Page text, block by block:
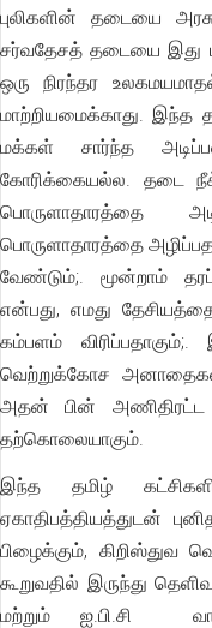
புலிகளின் தடையை
சர்வதேசத் தடையை இது
ஒரு நிரந்தர
மாற்றியமைக்காது.
மக்கள் சார்ந்த
கோரிக்கையல்ல. தடை
பொருளாதாரத்தை
பொருளாதாரத்தை
வேண்டும்;. மூன்றாம்
என்பது, எமது
கம்பளம்
வெற்றுக்கோச
அதன் பின் அணிதிரட்ட
தற்கொலையாகும்.
இந்த தமிழ்
ஏகாதிபத்தியத்துடன்
பிழைக்கும்,
கூறுவதில் இருந்து
மற்றும் ஐ.பி.சி